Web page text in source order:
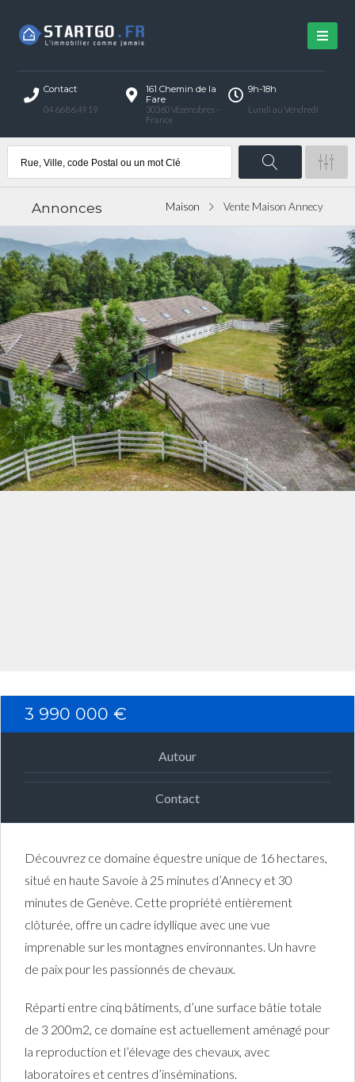
Connexion
Identifiant
Mot de passe
Contact
04 66 86 49 19
161 Chemin de la
Fare
30360 Vézénobres -
France
9h-18h
Lundi au Vendredi
Annonces Maison Vente Maison Annecy
3 990 000 €
Autour
Contact
Découvrez ce domaine équestre unique de 16 hectares,
situé en haute Savoie à 25 minutes d’Annecy et 30
minutes de Genève. Cette propriété entièrement
clôturée, offre un cadre idyllique avec une vue
imprenable sur les montagnes environnantes. Un havre
de paix pour les passionnés de chevaux.
Réparti entre cinq bâtiments, d’une surface bâtie totale
de 3 200m2, ce domaine est actuellement aménagé pour
la reproduction et l’élevage des chevaux, avec
laboratoires et centres d’inséminations.